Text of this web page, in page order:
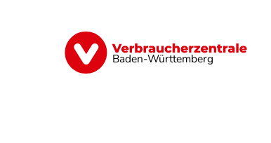
Baden-Württemberg
Geld & Versicherungen Digitales